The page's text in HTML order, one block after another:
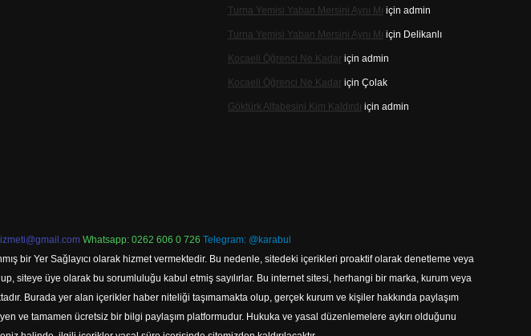
Turna Yemisi Yaban Mersini Aynı Mı için admin
Turna Yemisi Yaban Mersini Aynı Mı için Delikanlı
Kocaeli Öğrenci Ne Kadariçin admin
Kocaeli Öğrenci Ne Kadariçin Çolak
Göktürk Alfabesini Kim Kaldırdı için admin
Whatsapp: 0262 606 0 726 Telegram: @karabul
bir Yer Sağlayıcı olarak hizmet vermektedir. Bu nedenle, sitedeki içerikleri proaktif olarak denetleme veya
siteye üye olarak bu sorumluluğu kabul etmiş sayılırlar. Bu internet sitesi, herhangi bir marka, kurum veya
Burada yer alan içerikler haber niteliği taşımamakta olup, gerçek kurum ve kişiler hakkında paylaşım
ve tamamen ücretsiz bir bilgi paylaşım platformudur. Hukuka ve yasal düzenlemelere aykırı olduğunu